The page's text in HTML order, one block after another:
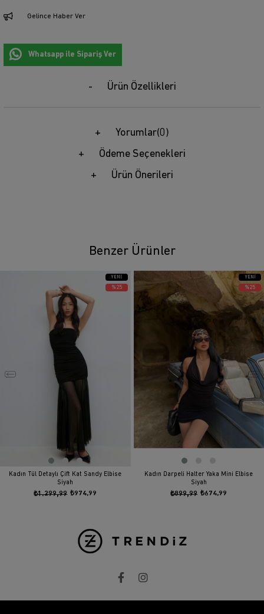
Gelince Haber Ver
Whatsapp ile Sipariş Ver
Ürün Özellikleri
Yorumlar(0)
Ödeme Seçenekleri
Ürün Önerileri
Benzer Ürünler
Kadın Tül Detaylı Çift Kat Sandy Elbise
Siyah
₺974,99
₺1.299,99
YENI
ÜRÜN
%25
Kadın Darpeli Halter Yaka Mini Elbise
Siyah
₺674,99
₺899,99
YENI
ÜRÜN
%25